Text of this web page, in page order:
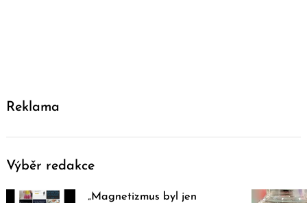
Reklama
Výběr redakce
„Magnetizmus byl jen